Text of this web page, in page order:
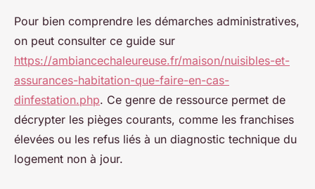
Pour bien comprendre les démarches administratives,
on peut consulter ce guide sur
https://ambiancechaleureuse.fr/maison/nuisibles-et-
assurances-habitation-que-faire-en-cas-
dinfestation.php. Ce genre de ressource permet de
décrypter les pièges courants, comme les franchises
élevées ou les refus liés à un diagnostic technique du
logement non à jour.